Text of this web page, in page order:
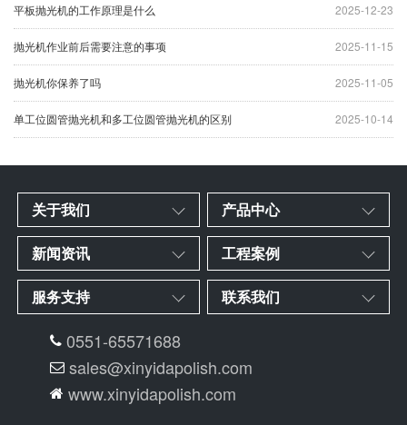
2025-12-23
平板抛光机的工作原理是什么
2025-11-15
抛光机作业前后需要注意的事项
2025-11-05
抛光机你保养了吗
2025-10-14
单工位圆管抛光机和多工位圆管抛光机的区别
关于我们 产品中心
新闻资讯 工程案例
服务支持 联系我们
0551-65571688
sales@xinyidapolish.com
www.xinyidapolish.com